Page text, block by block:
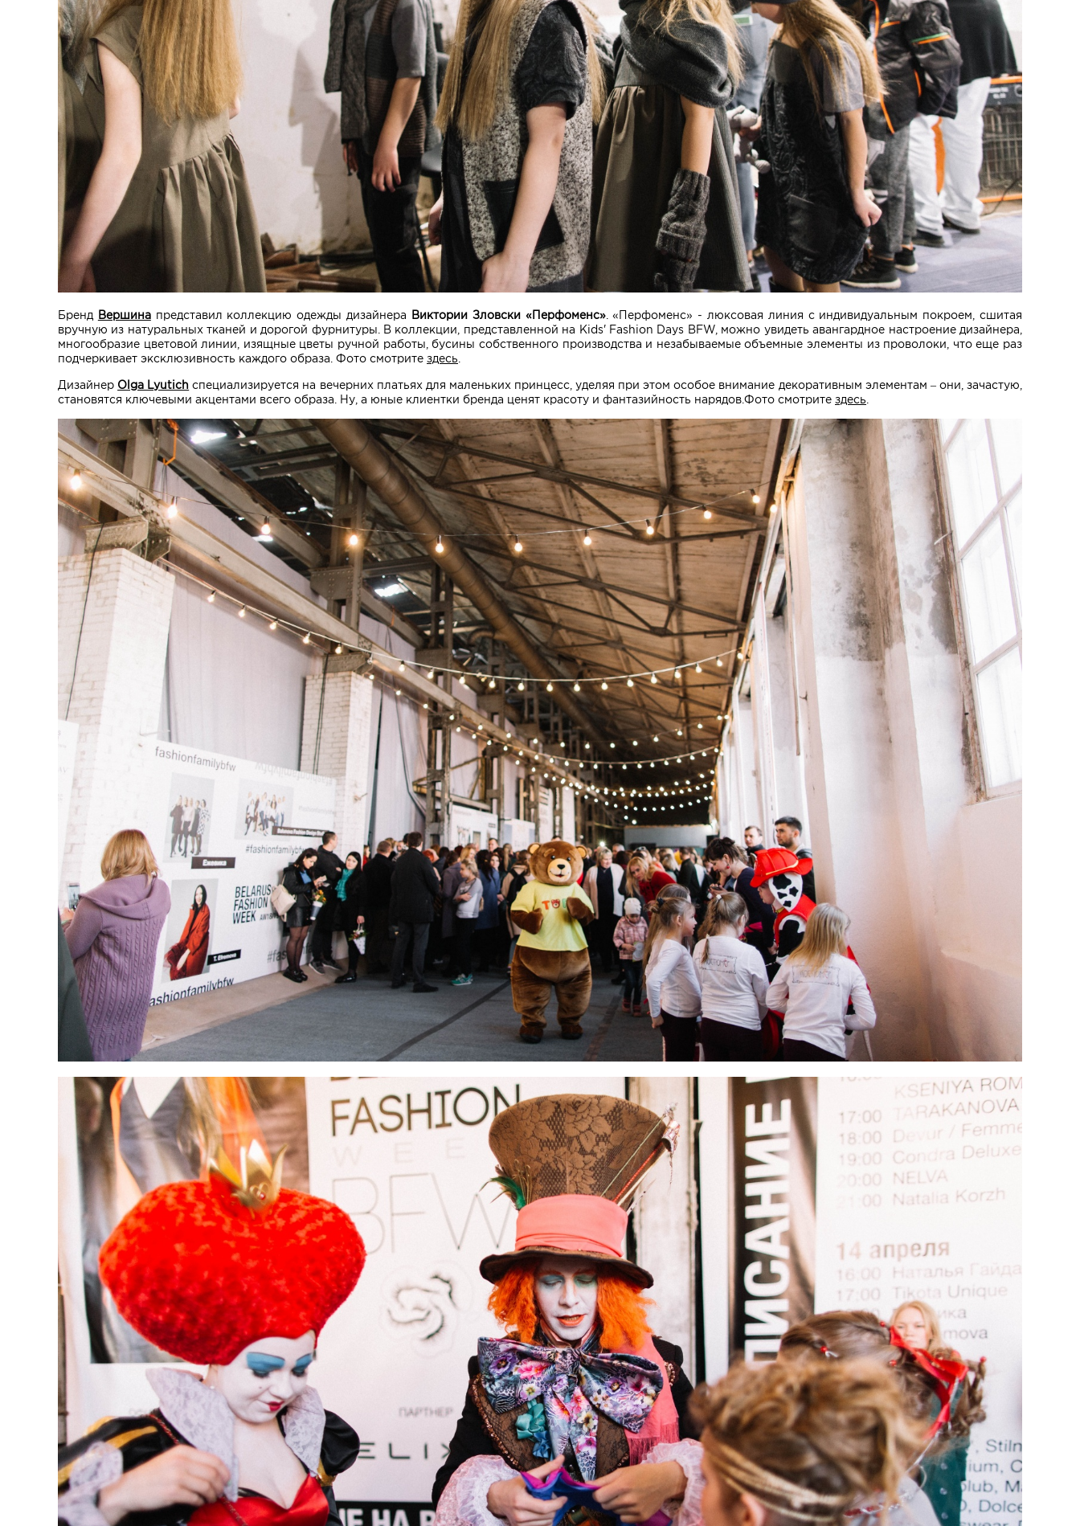
Бренд Вершинапредставил коллекцию одежды дизайнера Виктории Зловски «Перфоменс». «Перфоменс» - люксовая линия с индивидуальным покроем, сшитая
вручную из натуральных тканей и дорогой фурнитуры. В коллекции, представленной на Kids' Fashion Days BFW, можно увидеть авангардное настроение дизайнера,
многообразие цветовой линии, изящные цветы ручной работы, бусины собственного производства и незабываемые объемные элементы из проволоки, что еще раз
подчеркивает эксклюзивность каждого образа. Фото смотрите здесь
Дизайнер Olga Lyutich специализируется на вечерних платьях для маленьких принцесс, уделяя при этом особое внимание декоративным элементам – они, зачастую,
становятся ключевыми акцентами всего образа. Ну, а юные клиентки бренда ценят красоту и фантазийность нарядов.Фото смотрите здесь